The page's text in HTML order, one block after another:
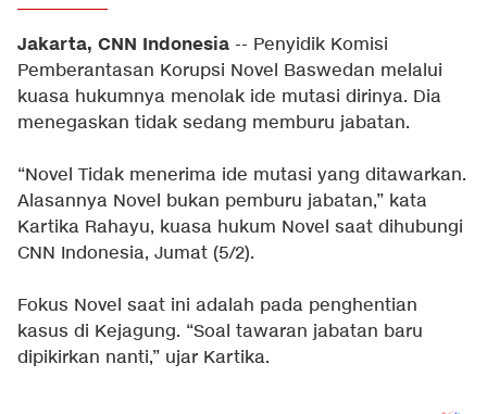
Jakarta, CNN Indonesia -- Penyidik Komisi
Pemberantasan Korupsi Novel Baswedan melalui
kuasa hukumnya menolak ide mutasi dirinya. Dia
menegaskan tidak sedang memburu jabatan.
“Novel Tidak menerima ide mutasi yang ditawarkan.
Alasannya Novel bukan pemburu jabatan,” kata
Kartika Rahayu, kuasa hukum Novel saat dihubungi
CNN Indonesia, Jumat (5/2).
Fokus Novel saat ini adalah pada penghentian
kasus di Kejagung. “Soal tawaran jabatan baru
dipikirkan nanti,” ujar Kartika.